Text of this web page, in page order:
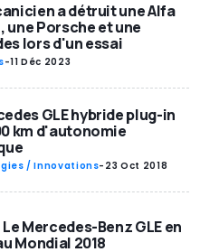
a détruit une Alfa
une Porsche et une
lors d'un essai
-11 Déc 2023
GLE hybride plug-in
km d'autonomie
/ Innovations- 23 Oct 2018
Le Mercedes-Benz GLE en
Mondial 2018